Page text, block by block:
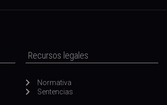
Recursos legales
Normativa
Sentencias